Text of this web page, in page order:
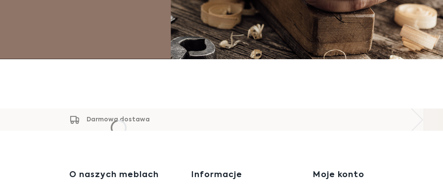
Darmowa dostawa
Linki w stopce
O naszych meblach Informacje Moje konto